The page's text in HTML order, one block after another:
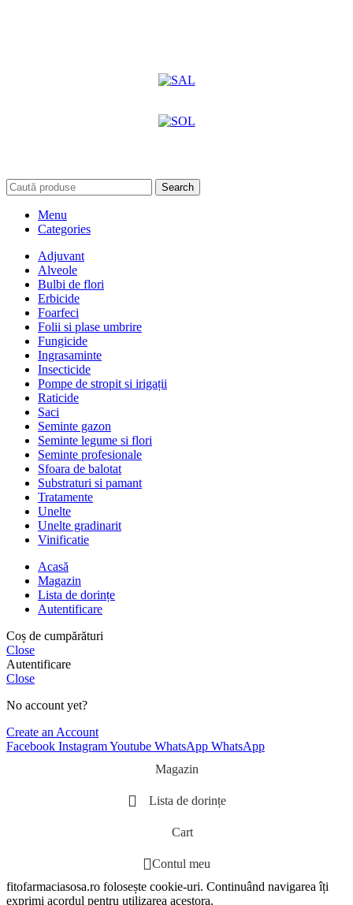
Search
Menu
Categories
Adjuvant
Alveole
Bulbi de flori
Erbicide
Foarfeci
Folii si plase umbrire
Fungicide
Ingrasaminte
Insecticide
Pompe de stropit si irigații
Raticide
Saci
Seminte gazon
Seminte legume si flori
Seminte profesionale
Sfoara de balotat
Substraturi si pamant
Tratamente
Unelte
Unelte gradinarit
Vinificatie
Acasă
Magazin
Lista de dorințe
Autentificare
Coș de cumpărături
Close
Autentificare
Close
No account yet?
Create an Account
Facebook InstagramYoutube WhatsApp WhatsApp
Magazin
Lista de dorințe
Cart
Contul meu
fitofarmaciasosa.ro folosește cookie-uri. Continuând navigarea îți
exprimi acordul pentru utilizarea acestora.